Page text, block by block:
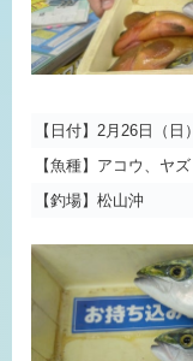
【日付】2月26日（日）
【魚種】アコウ、ヤズ
【釣場】松山沖